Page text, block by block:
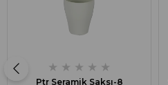
★ ★ ★ ★ ★
Ptr Seramik Saksı-8